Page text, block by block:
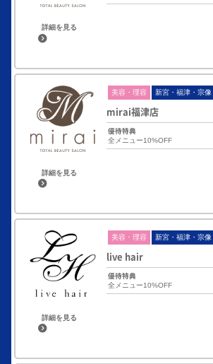
詳細を見る
美容・理容 新宮・福津・宗
mirai福津店
優待特典
全メニュー10%OFF
詳細を見る
美容・理容 新宮・福津・宗
live hair
優待特典
全メニュー10%OFF
詳細を見る